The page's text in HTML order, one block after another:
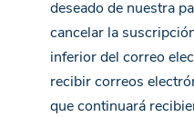
deseado de nuestra
cancelar la
inferior del correo
recibir correos
que continuará